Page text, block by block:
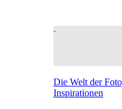
Die Welt der
Inspirationen